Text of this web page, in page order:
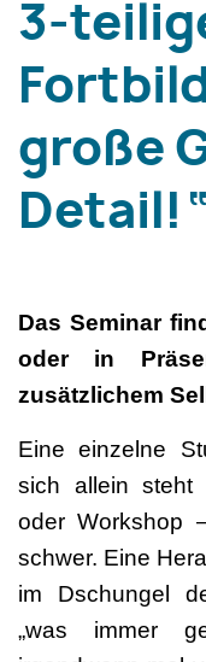
3-
große
Detail!“
Das Seminar
oder in
zusätzlichem
Eine einzelne
sich allein steht
oder Workshop
schwer. Eine
im Dschungel
„was immer